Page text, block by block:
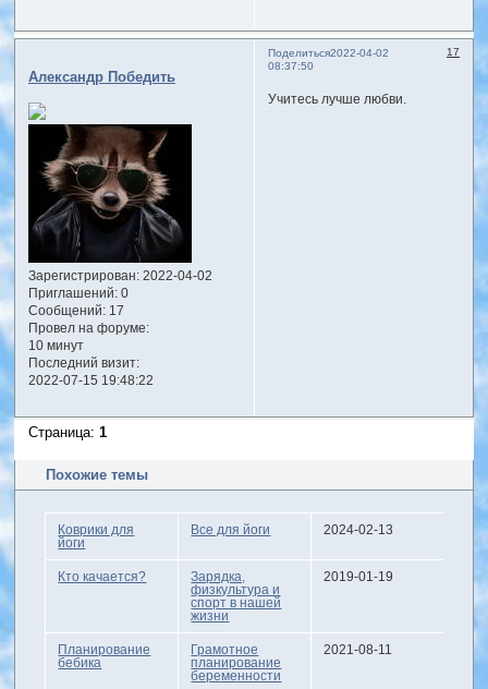
Поделиться 17
2022-04-02
08:37:50
Александр Победить
Зарегистрирован: 2022-04-02
Приглашений:0
Сообщений:17
Провел на форуме:
10 минут
Последний визит:
2022-07-15 19:48:22
Учитесь лучше любви.
Страница:1
Похожие темы
Коврики для
йоги
Все для йоги 2024-02-13
Кто качается?
Зарядка,
физкультура и
спорт в нашей
жизни
2019-01-19
Планирование
бебика
Грамотное
планирование
беременности
2021-08-11